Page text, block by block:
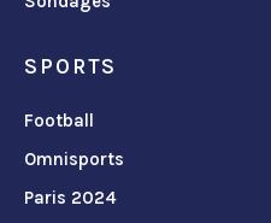
SPORTS
Football
Omnisports
Paris 2024